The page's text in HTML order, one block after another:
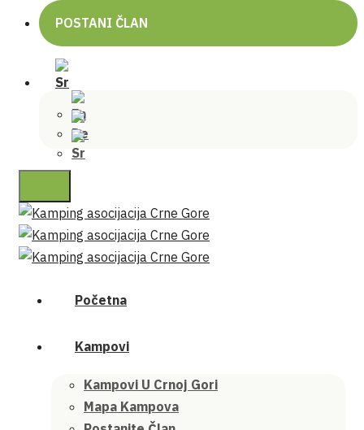
POSTANI ČLAN
Početna
Kampovi
Kampovi U Crnoj Gori
Mapa Kampova